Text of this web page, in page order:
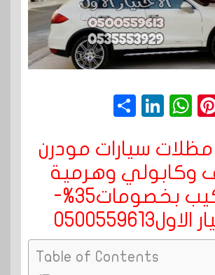
Pi
t
e
r
e
s
W
a
t
s
A
p
p
Li
k
e
dI
n
a
r
e
مظلات سيارات مودرن
وكابولي وهرمية
للتركيب بخصومات35%-
Table of Contents